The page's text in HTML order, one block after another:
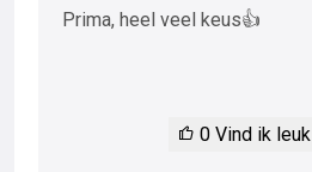
Prima, heel veel keus👍
0 Vind ik leuk